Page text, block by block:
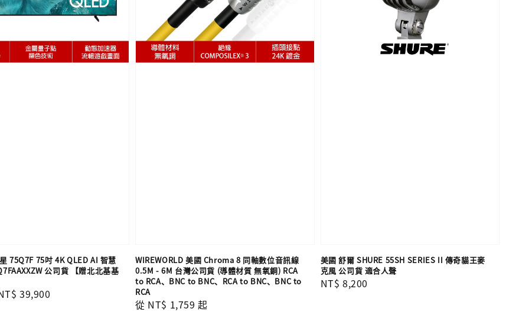
75Q7F 75吋 4K QLED AI 智慧
公司貨 【贈北北基基
39,900
WIREWORLD 美國 Chroma 8 同軸數位音訊線
0.5M - 6M 台灣公司貨 (導體材質 無氧銅) RCA
to RCA、BNC to BNC、RCA to BNC、BNC to
RCA
Regular
從 NT$ 1,759 起
美國 舒爾 SHURE 55SH SERIES II 傳奇貓王麥
克風 公司貨 適合人聲
Regular
NT$ 8,200